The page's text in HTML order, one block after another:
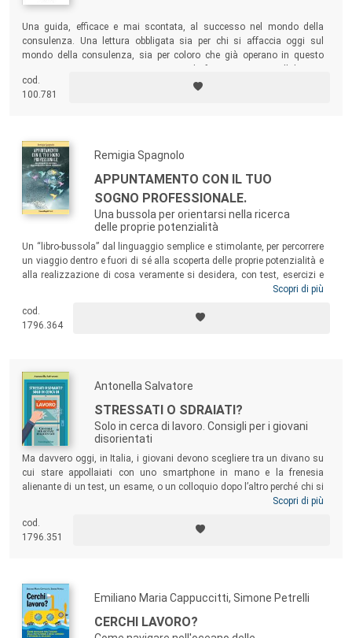
Una guida, efficace e mai scontata, al successo nel mondo della
consulenza. Una lettura obbligata sia per chi si affaccia oggi sul
mondo della consulenza, sia per coloro che già operano in questo
regolarmente con i consulenti.
cod.
100.781
Remigia Spagnolo
APPUNTAMENTO CON IL TUO
SOGNO PROFESSIONALE.
Una bussola per orientarsi nella ricerca
delle proprie potenzialità
Un “libro-bussola” dal linguaggio semplice e stimolante, per percorrere
un viaggio dentro e fuori di sé alla scoperta delle proprie potenzialità e
alla realizzazione di cosa veramente si desidera, con test, esercizi e
preziosi stimoli di riflessione. Un libro per lavoratori di qualsiasi
giovani e meno giovani, che vogliano conoscersi meglio e partire (o ri-
partire) dalla consapevolezza della propria originalità e unicità.
Scopri di più
cod.
1796.364
Antonella Salvatore
STRESSATI O SDRAIATI?
Solo in cerca di lavoro. Consigli per i giovani
disorientati
Ma davvero oggi, in Italia, i giovani devono scegliere tra un divano su
cui stare appollaiati con uno smartphone in mano e la frenesia
alienante di un test, un esame, o un colloquio dopo l’altro perché chi si
ferma è perduto? Che chance ha un giovane “normale”, oggi? Tra
volume snocciola consigli fondamentali per i giovani “normali” in
cerca di lavoro. E insegna a essere davvero competitivi.
Scopri di più
cod.
1796.351
Emiliano Maria Cappuccitti, Simone Petrelli
CERCHI LAVORO?